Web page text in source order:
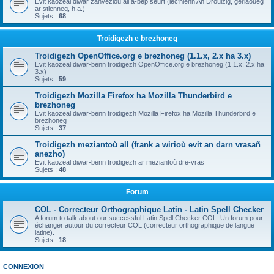
ar stlenneg, h.a.)
Sujets : 68
Troidigezh e brezhoneg
Troidigezh OpenOffice.org e brezhoneg (1.1.x, 2.x ha 3.x)
Evit kaozeal diwar-benn troidigezh OpenOffice.org e brezhoneg (1.1.x, 2.x ha
3.x)
Sujets : 59
Troidigezh Mozilla Firefox ha Mozilla Thunderbird e
brezhoneg
Evit kaozeal diwar-benn troidigezh Mozilla Firefox ha Mozilla Thunderbird e
brezhoneg
Sujets : 37
Troidigezh meziantoù all (frank a wirioù evit an darn vrasañ
anezho)
Evit kaozeal diwar-benn troidigezh ar meziantoù dre-vras
Sujets : 48
Forum
COL - Correcteur Orthographique Latin - Latin Spell Checker
A forum to talk about our successful Latin Spell Checker COL. Un forum pour
échanger autour du correcteur COL (correcteur orthographique de langue
latine).
Sujets : 18
CONNEXION